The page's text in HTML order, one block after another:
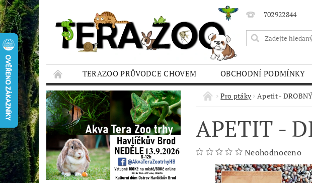
702922844
TERAZOO PRŮVODCE CHOVEM OBCHODNÍ PODMÍNKY
HODNOCENÍ OBCHODU
AQUA TERAZOO TRHY
Pro ptáky Apetit -
APETIT -
Neohodnoceno